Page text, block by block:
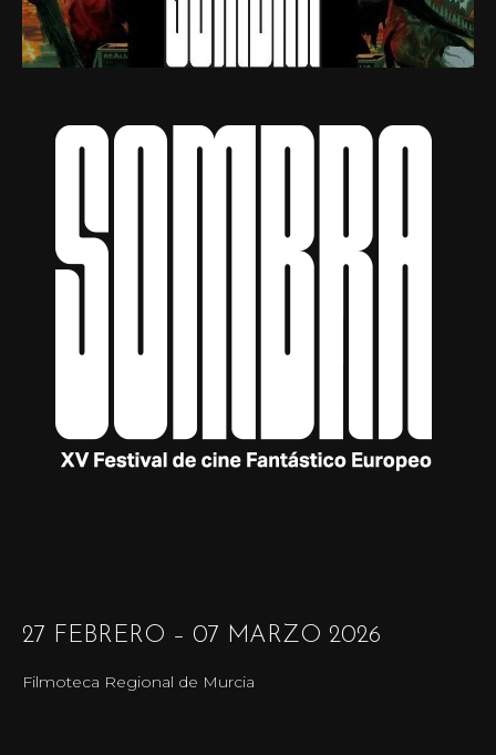
27 FEBRERO – 07 MARZO 2026
Filmoteca Regional de Murcia